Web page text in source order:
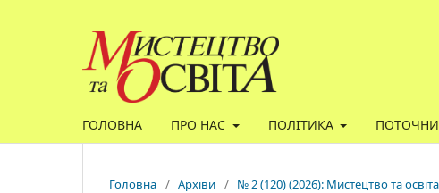
ГОЛОВНА ПРО НАС ПОЛІТИКА
Головна / Архіви / № 2 (120) (2026): Мистецтво та освіта